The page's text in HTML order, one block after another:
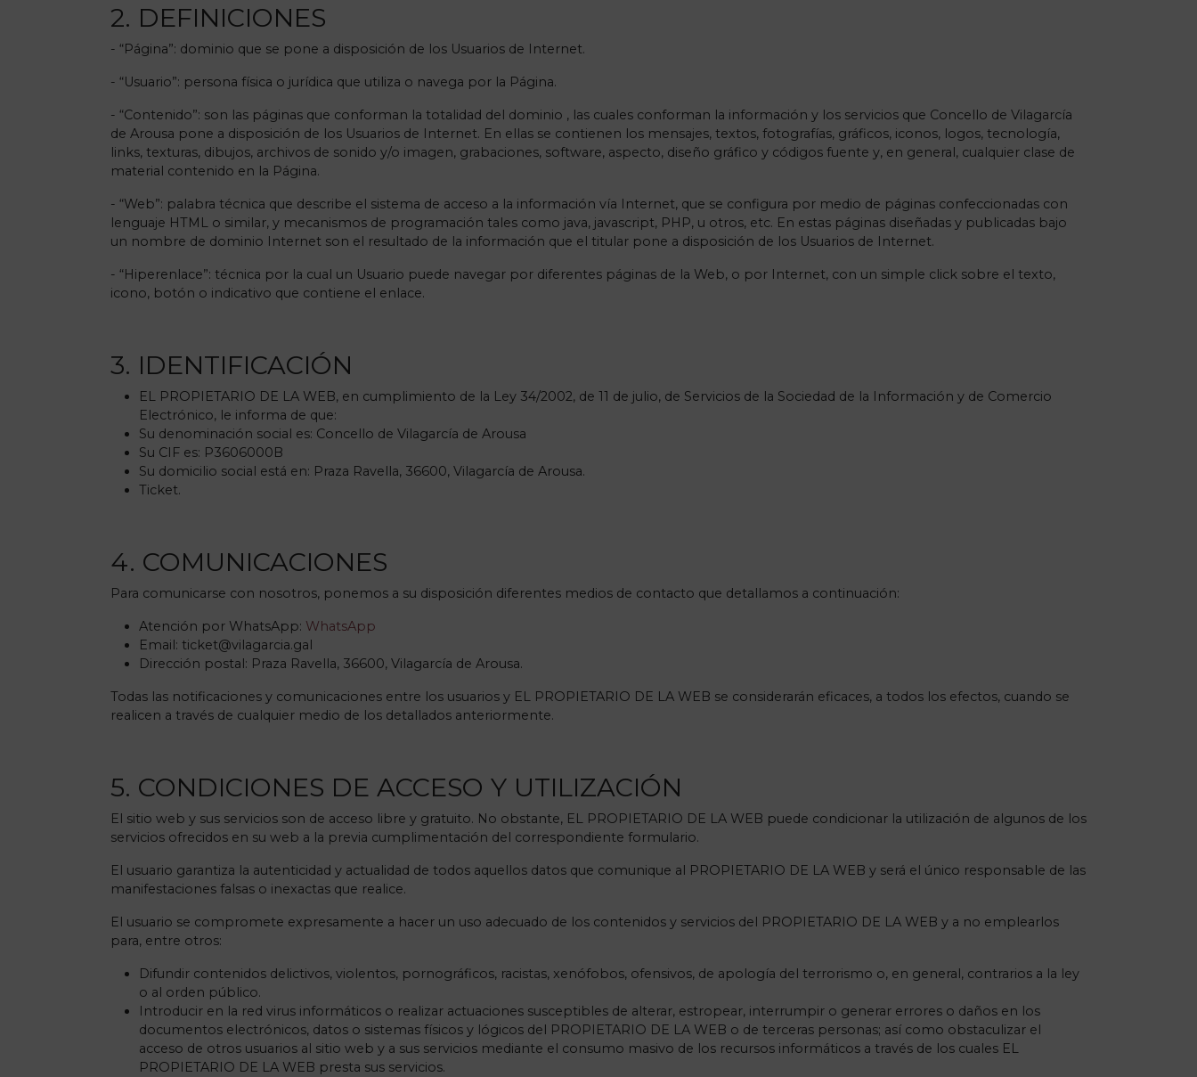
2. DEFINICIONES
- “Página”: dominio que se pone a disposición de los Usuarios de Internet.
- “Usuario”: persona física o jurídica que utiliza o navega por la Página.
- “Contenido”: son las páginas que conforman la totalidad del dominio , las cuales conforman la información y los servicios que Concello de Vilagarcía
de Arousa pone a disposición de los Usuarios de Internet. En ellas se contienen los mensajes, textos, fotografías, gráficos, iconos, logos, tecnología,
links, texturas, dibujos, archivos de sonido y/o imagen, grabaciones, software, aspecto, diseño gráfico y códigos fuente y, en general, cualquier clase de
material contenido en la Página.
- “Web”: palabra técnica que describe el sistema de acceso a la información vía Internet, que se configura por medio de páginas confeccionadas con
lenguaje HTML o similar, y mecanismos de programación tales como java, javascript, PHP, u otros, etc. En estas páginas diseñadas y publicadas bajo
un nombre de dominio Internet son el resultado de la información que el titular pone a disposición de los Usuarios de Internet.
- “Hiperenlace”: técnica por la cual un Usuario puede navegar por diferentes páginas de la Web, o por Internet, con un simple click sobre el texto,
icono, botón o indicativo que contiene el enlace.
3. IDENTIFICACIÓN
EL PROPIETARIO DE LA WEB, en cumplimiento de la Ley 34/2002, de 11 de julio, de Servicios de la Sociedad de la Información y de Comercio
Electrónico, le informa de que:
Su denominación social es: Concello de Vilagarcía de Arousa
Su CIF es: P3606000B
Su domicilio social está en: Praza Ravella, 36600, Vilagarcía de Arousa.
Ticket.
4. COMUNICACIONES
Para comunicarse con nosotros, ponemos a su disposición diferentes medios de contacto que detallamos a continuación:
Atención por WhatsApp: WhatsApp
Email: ticket@vilagarcia.gal
Dirección postal: Praza Ravella, 36600, Vilagarcía de Arousa.
Todas las notificaciones y comunicaciones entre los usuarios y EL PROPIETARIO DE LA WEB se considerarán eficaces, a todos los efectos, cuando se
realicen a través de cualquier medio de los detallados anteriormente.
5. CONDICIONES DE ACCESO Y UTILIZACIÓN
El sitio web y sus servicios son de acceso libre y gratuito. No obstante, EL PROPIETARIO DE LA WEB puede condicionar la utilización de algunos de los
servicios ofrecidos en su web a la previa cumplimentación del correspondiente formulario.
El usuario garantiza la autenticidad y actualidad de todos aquellos datos que comunique al PROPIETARIO DE LA WEB y será el único responsable de las
manifestaciones falsas o inexactas que realice.
El usuario se compromete expresamente a hacer un uso adecuado de los contenidos y servicios del PROPIETARIO DE LA WEB y a no emplearlos
para, entre otros:
Difundir contenidos delictivos, violentos, pornográficos, racistas, xenófobos, ofensivos, de apología del terrorismo o, en general, contrarios a la ley
o al orden público.
Introducir en la red virus informáticos o realizar actuaciones susceptibles de alterar, estropear, interrumpir o generar errores o daños en los
documentos electrónicos, datos o sistemas físicos y lógicos del PROPIETARIO DE LA WEB o de terceras personas; así como obstaculizar el
acceso de otros usuarios al sitio web y a sus servicios mediante el consumo masivo de los recursos informáticos a través de los cuales EL
PROPIETARIO DE LA WEB presta sus servicios.